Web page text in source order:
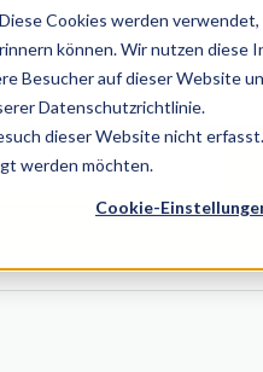
Cookies werden
können. Wir nutzen diese
Besucher auf dieser Website
Datenschutzrichtlinie.
dieser Website nicht
werden möchten.
Cookie-
Wir suchen